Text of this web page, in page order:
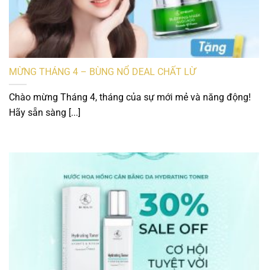
MỪNG THÁNG 4 – BÙNG NỔ DEAL CHẤT LỪ
Chào mừng Tháng 4, tháng của sự mới mẻ và năng động!
Hãy sẵn sàng [...]